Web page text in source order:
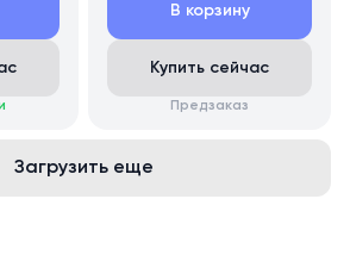
В корзину
Купить сейчас
Предзаказ
Загрузить еще